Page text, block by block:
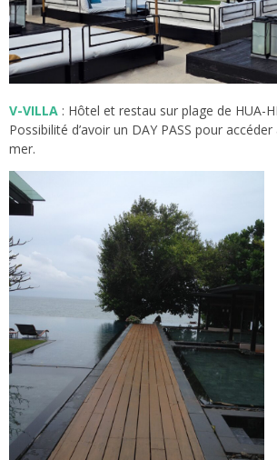
V-VILLA : Hôtel et restau sur plage de HUA-
Possibilité d’avoir un DAY PASS pour
mer.